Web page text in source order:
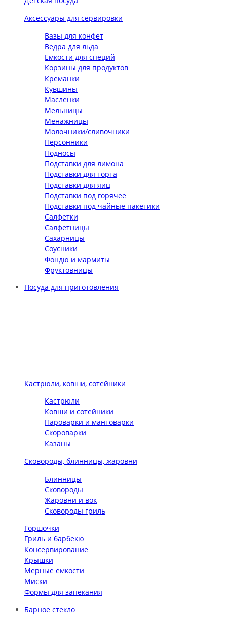
Аксессуары для сервировки
Вазы для конфет
Ведра для льда
Ёмкости для специй
Корзины для продуктов
Креманки
Кувшины
Масленки
Мельницы
Менажницы
Молочники/сливочники
Персонники
Подносы
Подставки для лимона
Подставки для торта
Подставки для яиц
Подставки под горячее
Подставки под чайные пакетики
Салфетки
Салфетницы
Сахарницы
Соусники
Фондю и мармиты
Фруктовницы
Посуда для приготовления
Кастрюли, ковши, сотейники
Кастрюли
Ковши и сотейники
Пароварки и мантоварки
Скороварки
Казаны
Сковороды, блинницы, жаровни
Блинницы
Сковороды
Жаровни и вок
Сковороды гриль
Горшочки
Гриль и барбекю
Консервирование
Крышки
Мерные емкости
Миски
Формы для запекания
Барное стекло